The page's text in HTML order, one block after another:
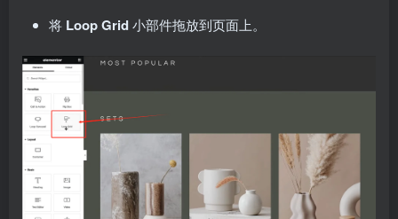
将 Loop Grid小部件拖放到页面上。